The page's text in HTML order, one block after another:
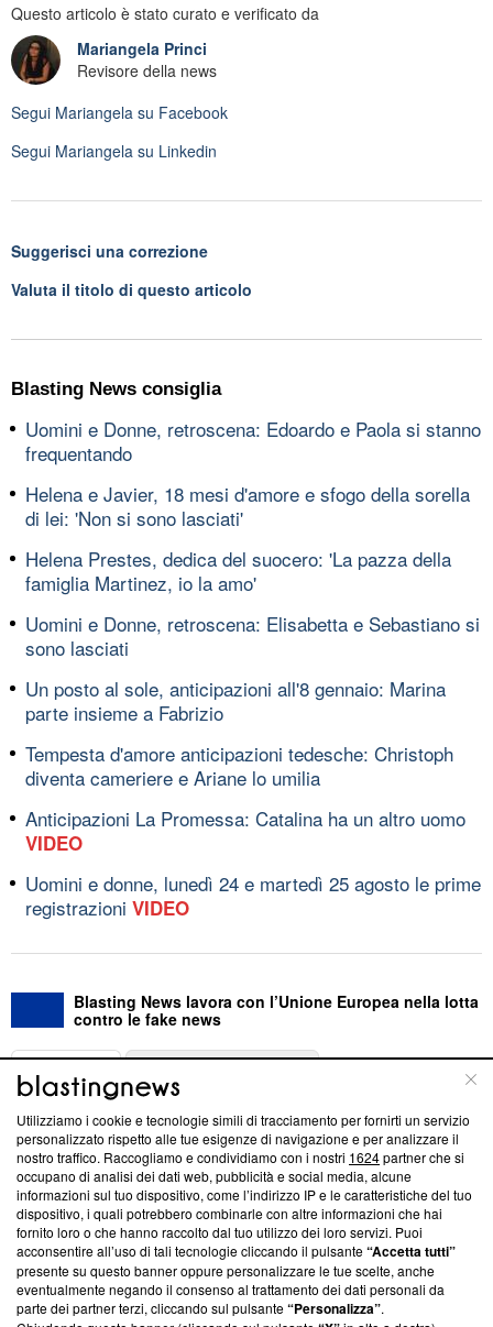
Questo articolo è stato curato e verificato da
Mariangela Princi
Revisore della news
Segui Mariangela su Facebook
Segui Mariangela su Linkedin
Suggerisci una correzione
Valuta il titolo di questo articolo
Blasting News consiglia
Uomini e Donne, retroscena: Edoardo e Paola si stanno
frequentando
Helena e Javier, 18 mesi d'amore e sfogo della sorella
di lei: 'Non si sono lasciati'
Helena Prestes, dedica del suocero: 'La pazza della
famiglia Martinez, io la amo'
Uomini e Donne, retroscena: Elisabetta e Sebastiano si
sono lasciati
Un posto al sole, anticipazioni all'8 gennaio: Marina
parte insieme a Fabrizio
Tempesta d'amore anticipazioni tedesche: Christoph
diventa cameriere e Ariane lo umilia
Anticipazioni La Promessa: Catalina ha un altro uomo
VIDEO
Uomini e donne, lunedì 24 e martedì 25 agosto le prime
registrazioni VIDEO
Blasting News lavora con l’Unione Europea nella lotta
contro le fake news
ABOUT
Questa sezione offre informazioni trasparenti su Blasting
News, sui nostri processi editoriali e su come ci impegniamo a
creare news di qualità. Inoltre, afferma la nostra aderenza a
‘Trust Project - News with Integrity’Blasting News non è
ancora membro del programma, ma ha richiesto di farne
parte; Trust Project non ha ancora effettuato una verifica di
conformità agli standard.
Su di noi
Utilizziamo i cookie e tecnologie simili di tracciamento per fornirti un servizio
personalizzato rispetto alle tue esigenze di navigazione e per analizzare il
nostro traffico. Raccogliamo e condividiamo con i nostri 1624partner che si
occupano di analisi dei dati web, pubblicità e social media, alcune
informazioni sul tuo dispositivo, come l’indirizzo IP e le caratteristiche del tuo
dispositivo, i quali potrebbero combinarle con altre informazioni che hai
fornito loro o che hanno raccolto dal tuo utilizzo dei loro servizi. Puoi
acconsentire all’uso di tali tecnologie cliccando il pulsante“Accetta tutti”
presente su questo banner oppure personalizzare le tue scelte, anche
eventualmente negando il consenso al trattamento dei dati personali da
parte dei partner terzi, cliccando sul pulsante“Personalizza”.